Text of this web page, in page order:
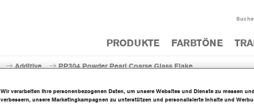
Suche
PRODUKTE FARBTÖNE
Additive PP304 Powder Pearl Coarse Glass Flake
Wir verarbeiten Ihre personenbezogenen Daten, um unsere Websites und Dienste zu messen
verbessern, unsere Marketingkampagnen zu unterstützen und personalisierte Inhalte und